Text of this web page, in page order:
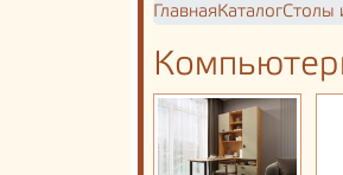
ГлавнаяКаталогСтолы